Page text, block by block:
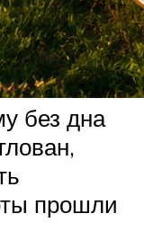
без дна
прошли